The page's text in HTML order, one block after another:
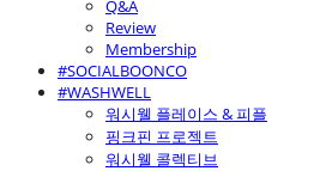
Q&A
Review
Membership
#SOCIALBOONCO
#WASHWELL
워시웰 플레이스 & 피플
핑크핀 프로젝트
워시웰 콜렉티브